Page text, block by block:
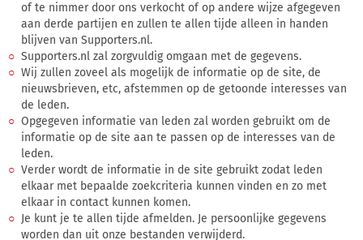
of te nimmer door ons verkocht of op andere wijze afgegeven
aan derde partijen en zullen te allen tijde alleen in handen
blijven van Supporters.nl.
Supporters.nl zal zorgvuldig omgaan met de gegevens.
Wij zullen zoveel als mogelijk de informatie op de site, de
nieuwsbrieven, etc, afstemmen op de getoonde interesses van
de leden.
Opgegeven informatie van leden zal worden gebruikt om de
informatie op de site aan te passen op de interesses van de
leden.
Verder wordt de informatie in de site gebruikt zodat leden
elkaar met bepaalde zoekcriteria kunnen vinden en zo met
elkaar in contact kunnen komen.
Je kunt je te allen tijde afmelden. Je persoonlijke gegevens
worden dan uit onze bestanden verwijderd.